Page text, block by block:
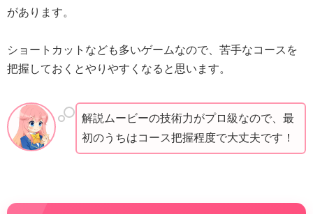
があります。
ショートカットなども多いゲームなので、苦手なコースを
把握しておくとやりやすくなると思います。
解説ムービーの技術力がプロ級なので、最
初のうちはコース把握程度で大丈夫です！